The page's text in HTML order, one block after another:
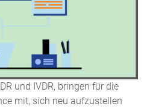
und IVDR, bringen für die
mit, sich neu aufzustellen